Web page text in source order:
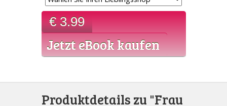
€ 3.99
Jetzt eBook kaufen
Produktdetails zu "Frau